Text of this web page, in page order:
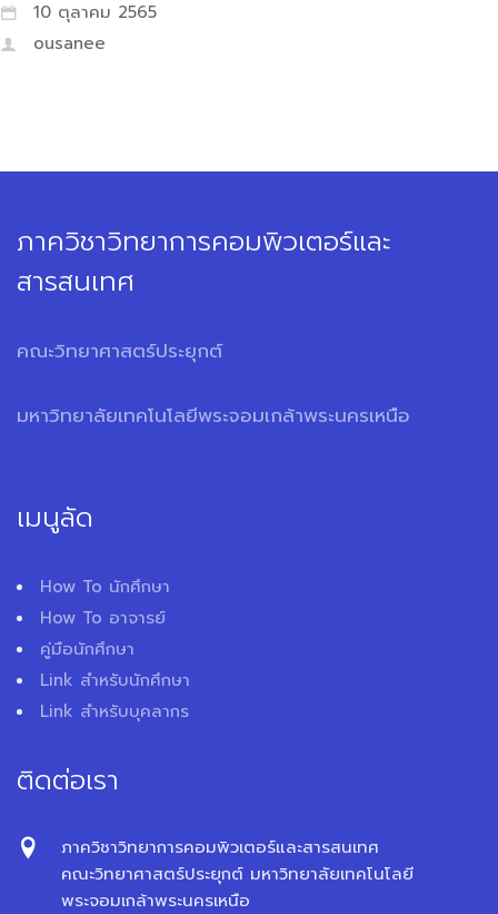
10 ตุลาคม 2565
ousanee
ภาควิชาวิทยาการคอมพิวเตอร์และ
สารสนเทศ
คณะวิทยาศาสตร์ประยุกต์
มหาวิทยาลัยเทคโนโลยีพระจอมเกล้าพระนครเหนือ
เมนูลัด
How To นักศึกษา
How To อาจารย์
คู่มือนักศึกษา
Link สำหรับนักศึกษา
Link สำหรับบุคลากร
ติดต่อเรา
ภาควิชาวิทยาการคอมพิวเตอร์และสารสนเทศ
คณะวิทยาศาสตร์ประยุกต์ มหาวิทยาลัยเทคโนโลยี
พระจอมเกล้าพระนครเหนือ